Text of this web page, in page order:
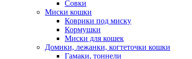
Совки
Миски кошки
Коврики под миску
Кормушки
Миски для кошек
Домики, лежанки, когтеточки кошки
Гамаки, тоннели